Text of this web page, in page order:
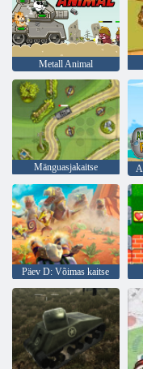
Metall Animal
Mänguasjakaitse
Päev D: Võimas kaitse